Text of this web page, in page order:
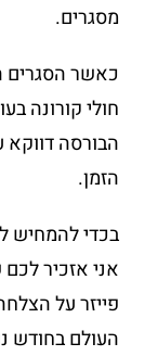
מסגרים.
כאשר הסגרים
חולי קורונה
הבורסה
הזמן.
בכדי להמחיש
אני אזכיר
פייזר על
העולם בחודש